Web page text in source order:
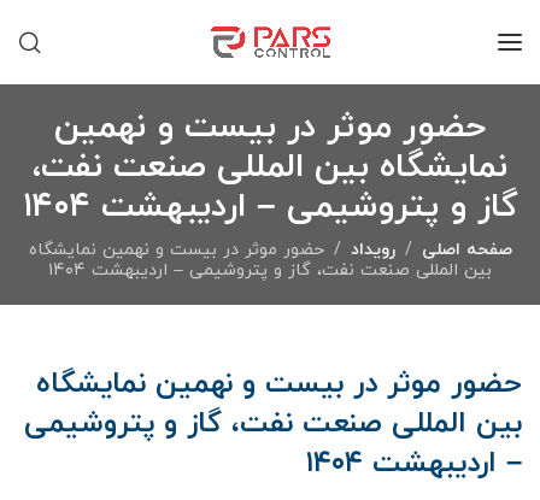
حضور موثر در بیست و نهمین
نمایشگاه بین المللی صنعت نفت،
گاز و پتروشیمی – اردیبهشت ۱۴۰۴
صفحه اصلی رویداد
حضور موثر در بیست و نهمین نمایشگاه
بین المللی صنعت نفت، گاز و پتروشیمی – اردیبهشت ۱۴۰۴
حضور موثر در بیست و نهمین نمایشگاه
بین المللی صنعت نفت، گاز و پتروشیمی
– اردیبهشت ۱۴۰۴